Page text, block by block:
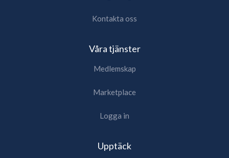
Kontakta oss
Våra tjänster
Medlemskap
Marketplace
Logga in
Upptäck